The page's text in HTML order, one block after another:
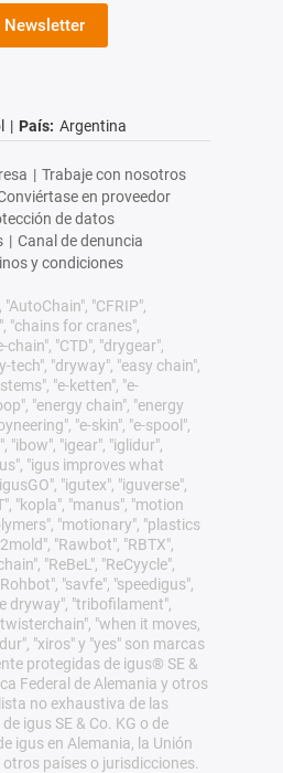
Newsletter
| País: Argentina
| Trabaje con nosotros
en proveedor
de datos
| Canal de denuncia
y condiciones
"CFRIP",
"chains for cranes",
"CTD", "drygear",
tech", "dryway", "easy chain",
"e-ketten", "e-
"energy chain", "energy
"e-skin", "e-spool",
"ibow", "igear", "iglidur",
"igus improves what
"igutex", "iguverse",
"kopla", "manus", "motion
"motionary", "plastics
"Rawbot", "RBTX",
"ReBeL", "ReCyycle",
"savfe", "speedigus",
dryway", "tribofilament",
"when it moves,
"xiros" y "yes" son marcas
protegidas de igus® SE &
Federal de Alemania y otros
no exhaustiva de las
igus SE & Co. KG o de
igus en Alemania, la Unión
países o jurisdicciones.